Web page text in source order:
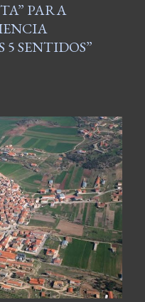
PARA
SENTIDOS”